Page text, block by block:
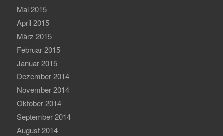
Mai 2015
April 2015
März 2015
Februar 2015
Januar 2015
Dezember 2014
November 2014
Oktober 2014
September 2014
August 2014